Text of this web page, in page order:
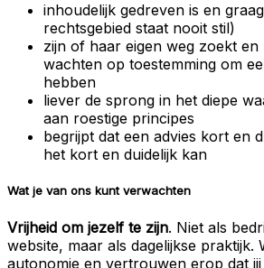
inhoudelijk gedreven is en
rechtsgebied staat nooit stil)
zijn of haar eigen weg zoekt en
wachten op toestemming om
hebben
liever de sprong in het diepe
aan roestige principes
begrijpt dat een advies kort en
het kort en duidelijk kan
Wat je van ons kunt verwachten
Vrijheid om jezelf te zijn. Niet als
website, maar als dagelijkse praktijk.
autonomie en vertrouwen erop dat